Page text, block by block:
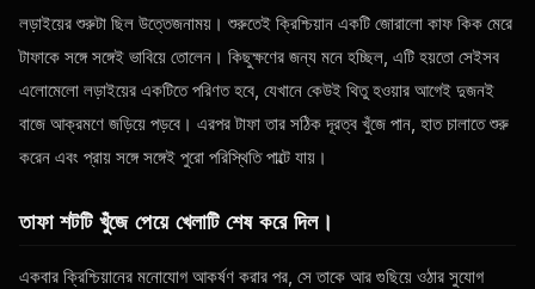
লড়াইয়ের শুরুটা ছিল উত্তেজনাময়। শুরুতেই ক্রিশ্চিয়ান একটি জোরালো কাফ কিক মেরে
টাফাকে সঙ্গে সঙ্গেই ভাবিয়ে তোলেন। কিছুক্ষণের জন্য মনে হচ্ছিল, এটি হয়তো সেইসব
এলোমেলো লড়াইয়ের একটিতে পরিণত হবে, যেখানে কেউই থিতু হওয়ার আগেই দুজনই
বাজে আক্রমণে জড়িয়ে পড়বে। এরপর টাফা তার সঠিক দূরত্ব খুঁজে পান, হাত চালাতে শুরু
করেন এবং প্রায় সঙ্গে সঙ্গেই পুরো পরিস্থিতি পাল্টে যায়।
তাফা শটটি খুঁজে পেয়ে খেলাটি শেষ করে দিল।
একবার ক্রিশ্চিয়ানের মনোযোগ আকর্ষণ করার পর, সে তাকে আর গুছিয়ে ওঠার সুযোগ